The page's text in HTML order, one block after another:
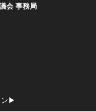
会 事務局
ン▶︎